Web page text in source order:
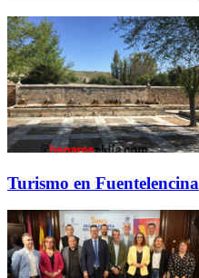
Turismo en Fuentelencina